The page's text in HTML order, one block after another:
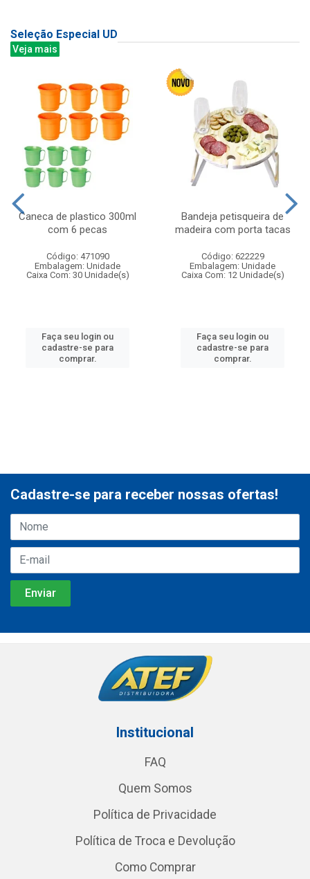
Seleção Especial UD
Veja mais
Caneca de plastico 300ml
com 6 pecas
Código: 471090
Embalagem: Unidade
Caixa Com: 30 Unidade(s)
Faça seu login ou
cadastre-se para
comprar.
Bandeja petisqueira de
madeira com porta tacas
Código: 622229
Embalagem: Unidade
Caixa Com: 12 Unidade(s)
Faça seu login ou
cadastre-se para
comprar.
Cadastre-se para receber nossas ofertas!
Institucional
FAQ
Quem Somos
Política de Privacidade
Política de Troca e Devolução
Como Comprar